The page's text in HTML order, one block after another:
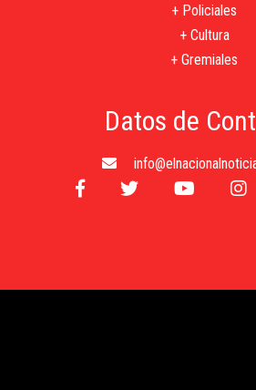
+ Policiales
+ Cultura
+ Gremiales
Datos de